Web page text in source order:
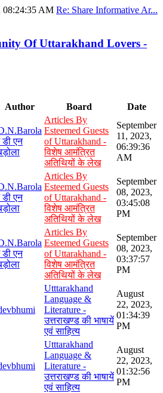
08:24:35 AM Re: Share Informative Ar...
Of Uttarakhand Lovers -
Author Board Date
डी एन
Articles By
Esteemed Guests
of Uttarakhand -
विशेष आमंत्रित
अतिथियों के लेख
September
11, 2023,
06:39:36
AM
डी एन
Articles By
Esteemed Guests
of Uttarakhand -
विशेष आमंत्रित
अतिथियों के लेख
September
08, 2023,
03:45:08
PM
डी एन
Articles By
Esteemed Guests
of Uttarakhand -
विशेष आमंत्रित
अतिथियों के लेख
September
08, 2023,
03:37:57
PM
Utttarakhand
Language &
Literature -
उत्तराखण्ड की भाषायें
एवं साहित्य
August
22, 2023,
01:34:39
PM
Utttarakhand
Language &
Literature -
उत्तराखण्ड की भाषायें
एवं साहित्य
August
22, 2023,
01:32:56
PM